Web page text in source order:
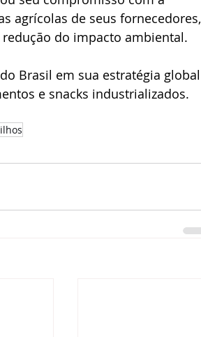
agrícolas de seus fornecedores,
do impacto ambiental.
Brasil em sua estratégia global
e snacks industrializados.